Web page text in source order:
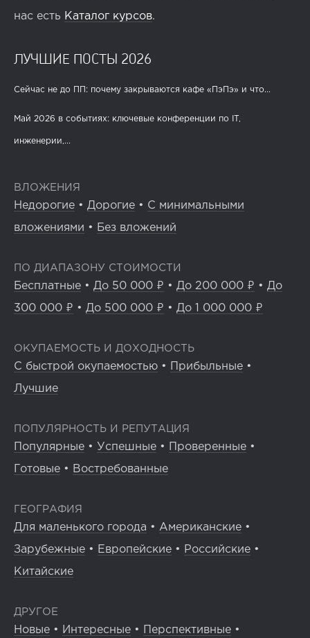
нас есть Каталог курсов.
ЛУЧШИЕ ПОСТЫ 2026
Сейчас не до ПП: почему закрываются кафе «ПэПэ» и что...
Май 2026 в событиях: ключевые конференции по IT,
инженерии,...
ВЛОЖЕНИЯ
Недорогие • Дорогие • С минимальными
вложениями • Без вложений
ПО ДИАПАЗОНУ СТОИМОСТИ
Бесплатные • До 50 000 ₽ • До 200 000 ₽ • До
300 000 ₽ • До 500 000 ₽ • До 1 000 000 ₽
ОКУПАЕМОСТЬ И ДОХОДНОСТЬ
С быстрой окупаемостью • Прибыльные •
Лучшие
ПОПУЛЯРНОСТЬ И РЕПУТАЦИЯ
Популярные • Успешные • Проверенные •
Готовые • Востребованные
ГЕОГРАФИЯ
Для маленького города • Американские •
Зарубежные • Европейские • Российские •
Китайские
ДРУГОЕ
Новые • Интересные • Перспективные •